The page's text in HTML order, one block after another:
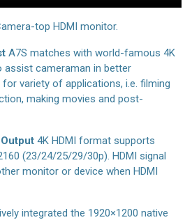
top HDMI monitor.
A7S matches with world-famous 4K
assist cameraman in better
variety of applications, i.e. filming
making movies and post-
4K HDMI format supports
(23/24/25/29/30p). HDMI signal
monitor or device when HDMI
integrated the 1920×1200 native